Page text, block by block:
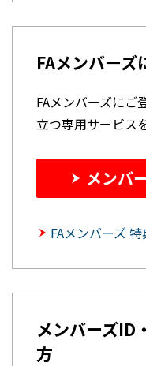
FAメンバーズ
FAメンバーズにご
立つ専用サービス
メンバ
FAメンバーズ
メンバーズID
方